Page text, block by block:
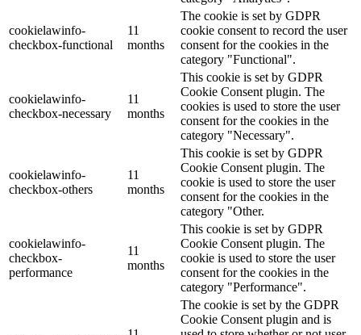
cookielawinfo-
checkbox-functional
11
months
The cookie is set by GDPR
cookie consent to record the user
consent for the cookies in the
category "Functional".
cookielawinfo-
checkbox-necessary
11
months
This cookie is set by GDPR
Cookie Consent plugin. The
cookies is used to store the user
consent for the cookies in the
category "Necessary".
cookielawinfo-
checkbox-others
11
months
This cookie is set by GDPR
Cookie Consent plugin. The
cookie is used to store the user
consent for the cookies in the
category "Other.
cookielawinfo-
checkbox-
performance
11
months
This cookie is set by GDPR
Cookie Consent plugin. The
cookie is used to store the user
consent for the cookies in the
category "Performance".
The cookie is set by the GDPR
Cookie Consent plugin and is